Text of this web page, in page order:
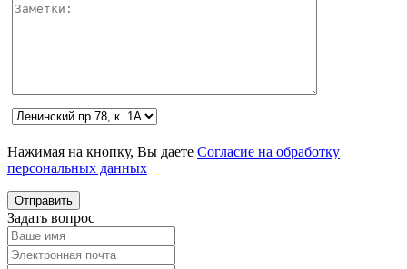
Нажимая на кнопку, Вы даете Согласие на обработку
персональных данных
Задать вопрос